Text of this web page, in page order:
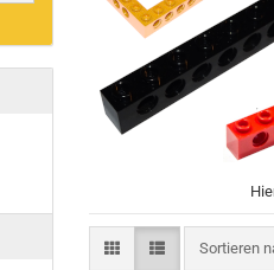
Sortieren
Sortieren